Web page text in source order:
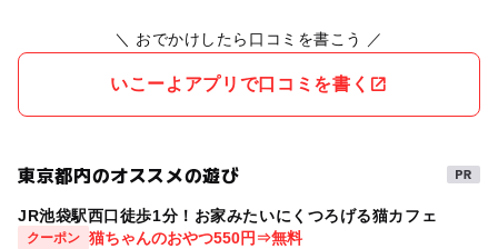
＼ おでかけしたら口コミを書こう ／
いこーよアプリで口コミを書く
東京都内のオススメの遊び
JR池袋駅西口徒歩1分！お家みたいにくつろげる猫カフェ
クーポン 猫ちゃんのおやつ550円⇒無料